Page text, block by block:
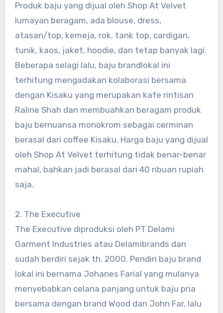
Produk baju yang dijual oleh Shop At Velvet
lumayan beragam, ada blouse, dress,
atasan/top, kemeja, rok, tank top, cardigan,
tunik, kaos, jaket, hoodie, dan tetap banyak lagi.
Beberapa selagi lalu, baju brandlokal ini
terhitung mengadakan kolaborasi bersama
dengan Kisaku yang merupakan kafe rintisan
Raline Shah dan membuahkan beragam produk
baju bernuansa monokrom sebagai cerminan
berasal dari coffee Kisaku. Harga baju yang dijual
oleh Shop At Velvet terhitung tidak benar-benar
mahal, bahkan jadi berasal dari 40 ribuan rupiah
saja.
2. The Executive
The Executive diproduksi oleh PT Delami
Garment Industries atau Delamibrands dan
sudah berdiri sejak th. 2000. Pendiri baju brand
lokal ini bernama Johanes Farial yang mulanya
menyebabkan celana panjang untuk baju pria
bersama dengan brand Wood dan John Far, lalu